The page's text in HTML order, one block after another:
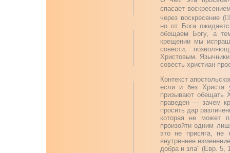
спасает
через воскресение (
но от Бога
обещаем Богу, а
крещении мы
совести,
Христовым.
совесть христиан
Контекст
если и без Христа
призывают обещать
праведен — зачем
просить дар
которая не может
произойти одним
это не присяга, не
внутреннее
добра и зла" (Евр. 5,